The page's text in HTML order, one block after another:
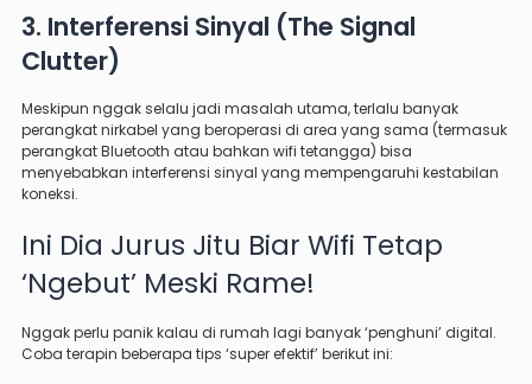
3. Interferensi Sinyal (The Signal
Clutter)
Meskipun nggak selalu jadi masalah utama, terlalu banyak
perangkat nirkabel yang beroperasi di area yang sama (termasuk
perangkat Bluetooth atau bahkan wifi tetangga) bisa
menyebabkan interferensi sinyal yang mempengaruhi kestabilan
koneksi.
Ini Dia Jurus Jitu Biar Wifi Tetap
‘Ngebut’ Meski Rame!
Nggak perlu panik kalau di rumah lagi banyak ‘penghuni’ digital.
Coba terapin beberapa tips ‘super efektif’ berikut ini: